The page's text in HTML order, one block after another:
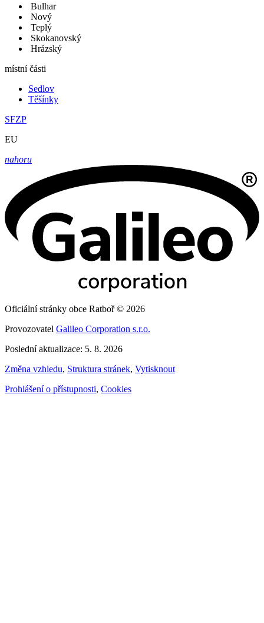
Bulhar
Nový
Teplý
Skokanovský
Hrázský
místní části
Sedlov
Těšínky
SFZP
EU
nahoru
Oficiální stránky obce Ratboř © 2026
Provozovatel Galileo Corporation s.r.o.
Poslední aktualizace: 5. 8. 2026
Změna vzhledu, Struktura stránek, Vytisknout
Prohlášení o přístupnosti, Cookies